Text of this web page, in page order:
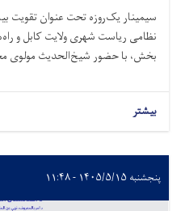
سیمینار یک‌روزه تحت عنوان تقویت
نظامی ریاست شهری ولایت کابل و
بخش، با حضور شیخ‌الحدیث مولوی
بیشتر
پنجشنبه ۱۴۰۵/۵/۱۵ - ۱۱:۴۸